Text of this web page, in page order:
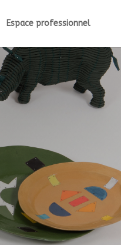
Espace professionnel